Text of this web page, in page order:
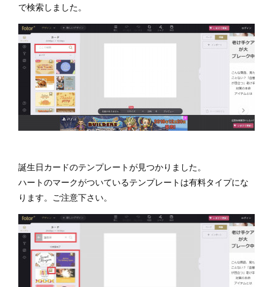
で検索しました。
誕生日カードのテンプレートが見つかりました。
ハートのマークがついているテンプレートは有料タイプにな
ります。ご注意下さい。